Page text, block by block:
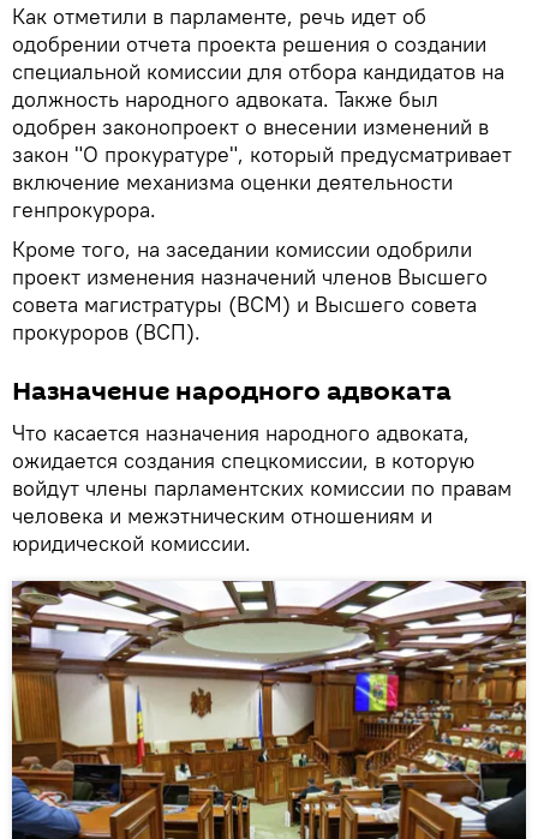
Как отметили в парламенте, речь идет об
одобрении отчета проекта решения о создании
специальной комиссии для отбора кандидатов на
должность народного адвоката. Также был
одобрен законопроект о внесении изменений в
закон "О прокуратуре", который предусматривает
включение механизма оценки деятельности
генпрокурора.
Кроме того, на заседании комиссии одобрили
проект изменения назначений членов Высшего
совета магистратуры (ВСМ) и Высшего совета
прокуроров (ВСП).
Назначение народного адвоката
Что касается назначения народного адвоката,
ожидается создания спецкомиссии, в которую
войдут члены парламентских комиссии по правам
человека и межэтническим отношениям и
юридической комиссии.